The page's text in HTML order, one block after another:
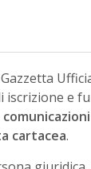
iscrizione e
cartacea.